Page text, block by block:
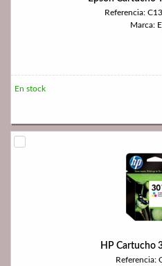
Referencia:
Marca:
En stock
HP Cartucho
Referencia: